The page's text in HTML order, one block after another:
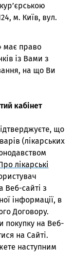
м. Київ, вул.
має право
із Вами з
на що Ви
кабінет
що
(лікарських
лікарські
Веб-сайті з
інформації, в
Договору.
покупку на Веб-
на Сайті.
наступним